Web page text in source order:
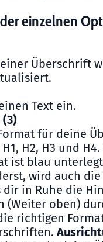
einzelnen
Überschrift
Text ein.
für deine
H2, H3 und H4.
ist blau
wird auch die
dir in Ruhe die
(Weiter oben)
richtigen